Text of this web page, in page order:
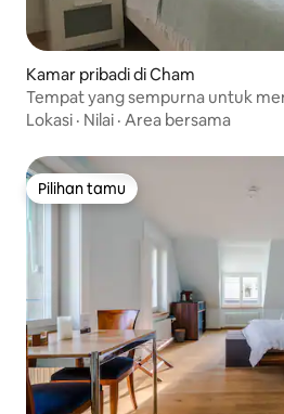
Kamar pribadi di Cham
Tempat yang sempurna untuk
Lokasi · Nilai · Area bersama
Pilihan tamu
Pilihan tamu